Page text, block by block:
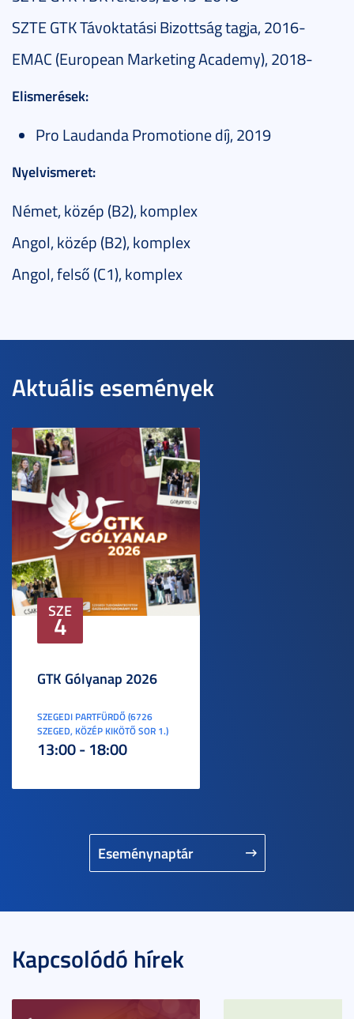
SZTE GTK Távoktatási Bizottság tagja, 2016-
EMAC (European Marketing Academy), 2018-
Elismerések:
Pro Laudanda Promotione díj, 2019
Nyelvismeret:
Német, közép (B2), komplex
Angol, közép (B2), komplex
Angol, felső (C1), komplex
Aktuális események
Eseménynaptár
SZE
4
GTK Gólyanap 2026
SZEGEDI PARTFÜRDŐ (6726
SZEGED, KÖZÉP KIKÖTŐ SOR 1.)
13:00 - 18:00
Kapcsolódó hírek